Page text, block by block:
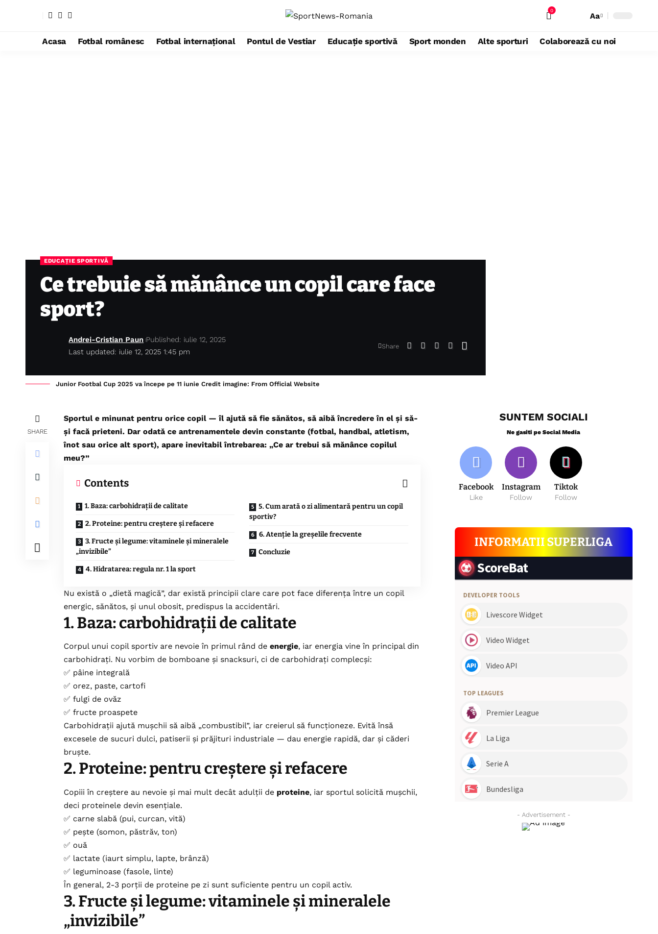
0
Aa
Acasa Fotbal românesc Fotbal internațional Pontul de Vestiar Educație sportivă Sport monden Alte sporturi Colaborează cu noi
EDUCAȚIE SPORTIVĂ
Ce trebuie să mănânce un copil care face
sport?
Last updated: iulie 12, 2025 1:45 pm
Andrei-Cristian Paun Published: iulie 12, 2025
Share
Junior Footbal Cup 2025 va începe pe 11 iunie Credit imagine: From Official Website
SHARE
Sportul e minunat pentru orice copil — îl ajută să fie sănătos, să aibă încredere în el și să-
și facă prieteni. Dar odată ce antrenamentele devin constante (fotbal, handbal, atletism,
înot sau orice alt sport), apare inevitabil întrebarea: „Ce ar trebui să mănânce copilul
meu?”
Contents
1. Baza: carbohidrații de calitate
2. Proteine: pentru creștere și refacere
3. Fructe și legume: vitaminele și mineralele
„invizibile”
4. Hidratarea: regula nr. 1 la sport
5. Cum arată o zi alimentară pentru un copil
sportiv?
6. Atenție la greșelile frecvente
Concluzie
Nu există o „dietă magică”, dar există principii clare care pot face diferența între un copil
energic, sănătos, și unul obosit, predispus la accidentări.
1. Baza: carbohidrații de calitate
Corpul unui copil sportiv are nevoie în primul rând de energie, iar energia vine în principal din
carbohidrați. Nu vorbim de bomboane și snacksuri, ci de carbohidrați complecși:
✅ pâine integrală
✅ orez, paste, cartofi
✅ fulgi de ovăz
✅ fructe proaspete
Carbohidrații ajută mușchii să aibă „combustibil”, iar creierul să funcționeze. Evită însă
excesele de sucuri dulci, patiserii și prăjituri industriale — dau energie rapidă, dar și căderi
bruște.
2. Proteine: pentru creștere și refacere
Copiii în creștere au nevoie și mai mult decât adulții de proteine, iar sportul solicită mușchii,
deci proteinele devin esențiale.
✅ carne slabă (pui, curcan, vită)
✅ pește (somon, păstrăv, ton)
✅ ouă
✅ lactate (iaurt simplu, lapte, brânză)
✅ leguminoase (fasole, linte)
În general, 2-3 porții de proteine pe zi sunt suficiente pentru un copil activ.
3. Fructe și legume: vitaminele și mineralele
„invizibile”
SUNTEM SOCIALI
Ne gasiti pe Social Media
Facebook
Like
Instagram
Follow
Tiktok
Follow
INFORMATII SUPERLIGA
- Advertisement -